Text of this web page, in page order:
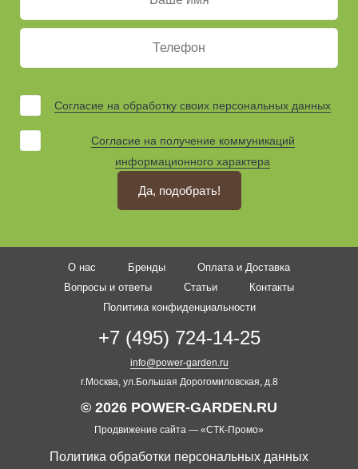
Согласие на обработку своих персональных данных
Согласие на получение коммуникаций
информационного характера
Да, подобрать!
О нас Бренды
Оплата и Доставка
Вопросы и ответы
Статьи
Контакты
Политика конфиденциальности
+7 (495) 724-14-25
info@power-garden.ru
г.Москва, ул.Большая Дорогомиловская, д.8
© 2026 POWER-GARDEN.RU
Продвижение сайта — «СТК-Промо»
Политика обработки персональных данных